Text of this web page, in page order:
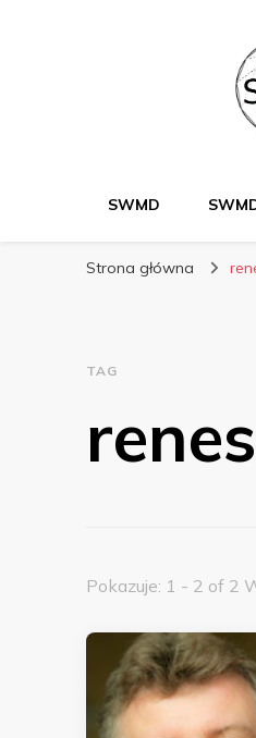
SWMD
Strona główna
TAG
Pokazuje: 1 - 2 of 2